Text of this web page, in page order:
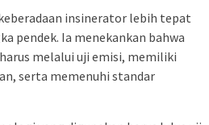
insinerator lebih tepat
pendek. Ia menekankan bahwa
melalui uji emisi, memiliki
serta memenuhi standar